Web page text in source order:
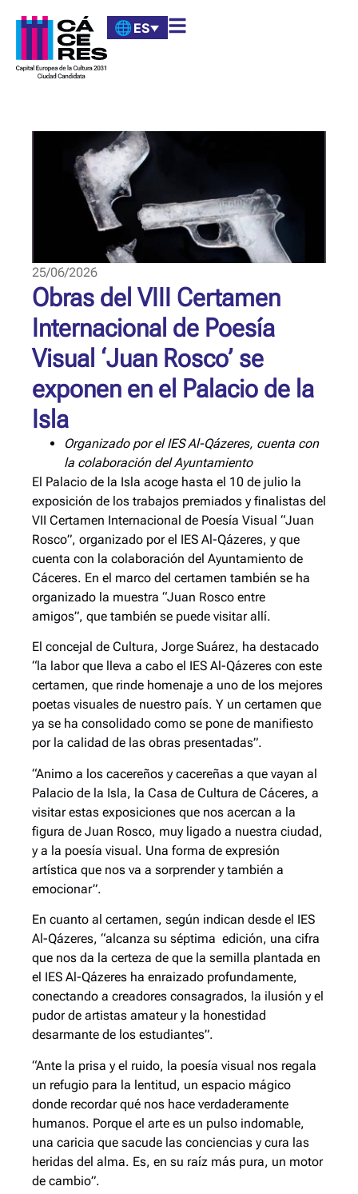
ES
25/06/2026
Obras del VIII Certamen
Internacional de Poesía
Visual ‘Juan Rosco’ se
exponen en el Palacio de la
Isla
Organizado por el IES Al-Qázeres, cuenta con
la colaboración del Ayuntamiento
El Palacio de la Isla acoge hasta el 10 de julio la
exposición de los trabajos premiados y finalistas del
VII Certamen Internacional de Poesía Visual “Juan
Rosco”, organizado por el IES Al-Qázeres, y que
cuenta con la colaboración del Ayuntamiento de
Cáceres. En el marco del certamen también se ha
organizado la muestra “Juan Rosco entre
amigos”, que también se puede visitar allí.
El concejal de Cultura, Jorge Suárez, ha destacado
“la labor que lleva a cabo el IES Al-Qázeres con este
certamen, que rinde homenaje a uno de los mejores
poetas visuales de nuestro país. Y un certamen que
ya se ha consolidado como se pone de manifiesto
por la calidad de las obras presentadas”.
“Animo a los cacereños y cacereñas a que vayan al
Palacio de la Isla, la Casa de Cultura de Cáceres, a
visitar estas exposiciones que nos acercan a la
figura de Juan Rosco, muy ligado a nuestra ciudad,
y a la poesía visual. Una forma de expresión
artística que nos va a sorprender y también a
emocionar”.
En cuanto al certamen, según indican desde el IES
Al-Qázeres, “alcanza su séptima edición, una cifra
que nos da la certeza de que la semilla plantada en
el IES Al-Qázeres ha enraizado profundamente,
conectando a creadores consagrados, la ilusión y el
pudor de artistas amateur y la honestidad
desarmante de los estudiantes”.
“Ante la prisa y el ruido, la poesía visual nos regala
un refugio para la lentitud, un espacio mágico
donde recordar qué nos hace verdaderamente
humanos. Porque el arte es un pulso indomable,
una caricia que sacude las conciencias y cura las
heridas del alma. Es, en su raíz más pura, un motor
de cambio”.